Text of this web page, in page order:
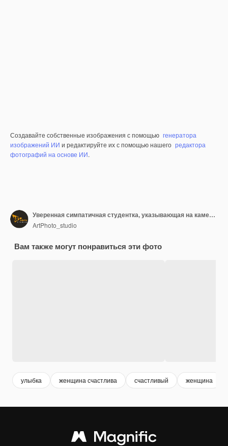
Создавайте собственные изображения с помощью генератора
изображений ИИ и редактируйте их с помощью нашего редактора
фотографий на основе ИИ.
Уверенная симпатичная студентка, указывающая на камеру обеими руками, широко улыбаясь в камеру
ArtPhoto_studio
Вам также могут понравиться эти фото
улыбка женщина счастлива счастливый женщина